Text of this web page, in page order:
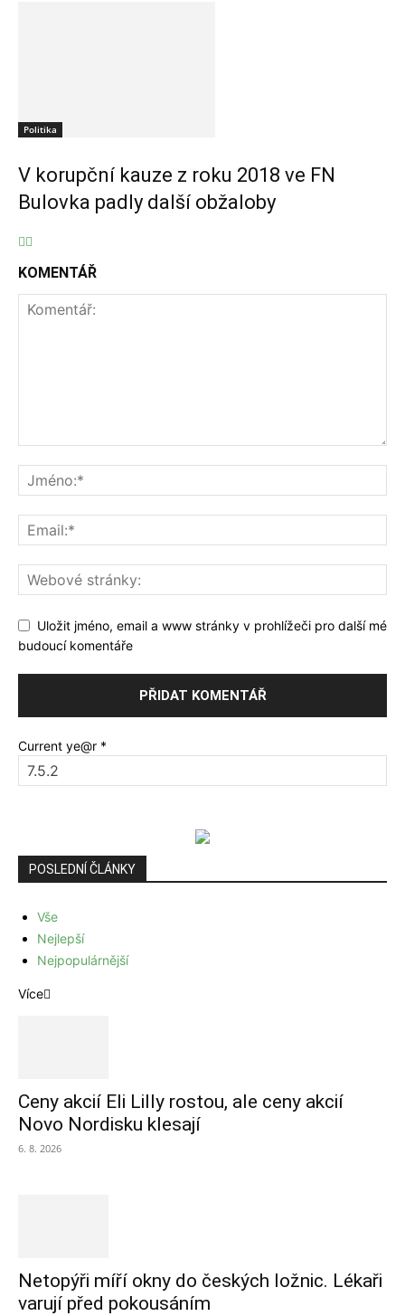
Politika
V korupční kauze z roku 2018 ve FN
Bulovka padly další obžaloby
KOMENTÁŘ
Uložit jméno, email a www stránky v prohlížeči pro další mé
budoucí komentáře
Current ye@r *
POSLEDNÍ ČLÁNKY
Vše
Nejlepší
Nejpopulárnější
Více
Ceny akcií Eli Lilly rostou, ale ceny akcií
Novo Nordisku klesají
6. 8. 2026
Netopýři míří okny do českých ložnic. Lékaři
varují před pokousáním